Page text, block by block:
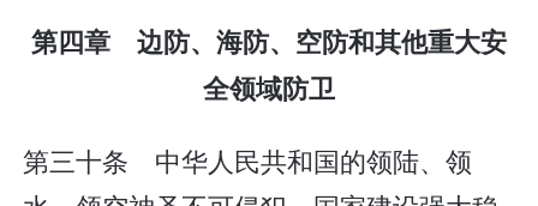
第四章 边防、海防、空防和其他重大安
全领域防卫
第三十条 中华人民共和国的领陆、领